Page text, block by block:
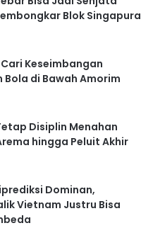
Blok Singapura
Keseimbangan
Bola di Bawah Amorim
Disiplin Menahan
hingga Peluit Akhir
Dominan,
Vietnam Justru Bisa